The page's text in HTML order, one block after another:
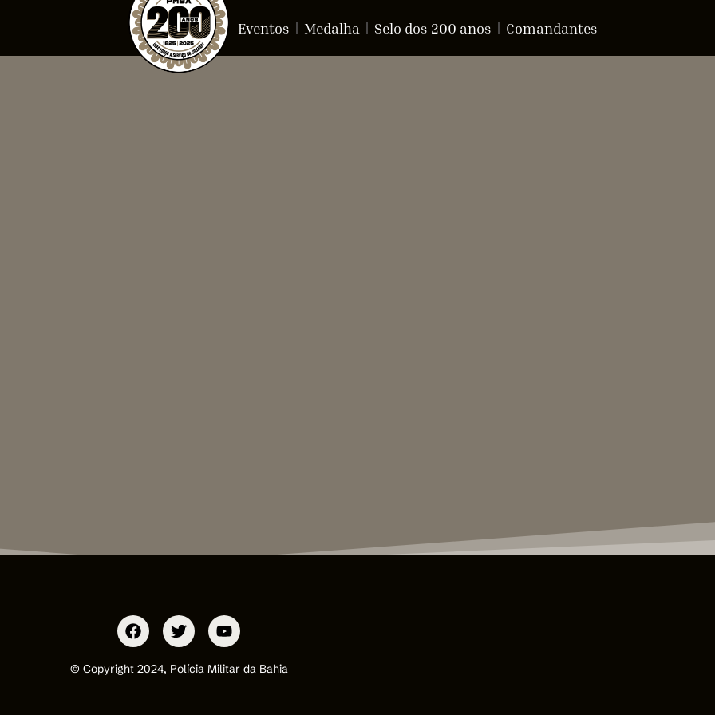
Eventos Medalha Selo dos 200 anos Comandantes
© Copyright 2024, Polícia Militar da Bahia